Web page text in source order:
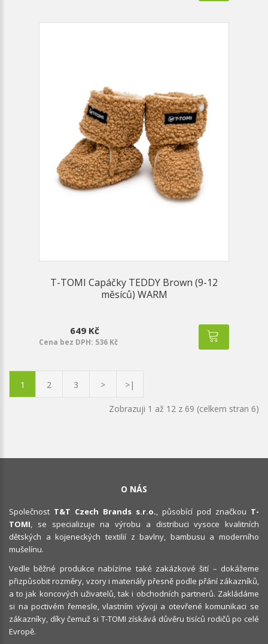
T-TOMI Capáčky TEDDY Brown (9-12
měsíců) WARM
649 Kč
Cena bez DPH: 536 Kč
1 2 3 > >|
Zobrazuji 1 až 12 z 69 (celkem stran 6)
O NÁS
Společnost T&T Czech Brands s.r.o., působící pod značkou T-
TOMI, se specializuje na výrobu a distribuci vysoce kvalitních
dětských a kojeneckých textilií z bavlny, bambusu a moderního
mušelínu.
Vedle běžné produkce nabízíme také zakázkové šití – dokážeme
přizpůsobit rozměry, vzory i materiály přesně podle přání zákazníků,
a to jak koncových uživatelů, tak i obchodních partnerů. Zakládáme
si na poctivém řemesle, vlastním vývoji a otevřené komunikaci se
zákazníky, díky čemuž si T-TOMI získává důvěru tisíců rodičů po celé
Evropě.